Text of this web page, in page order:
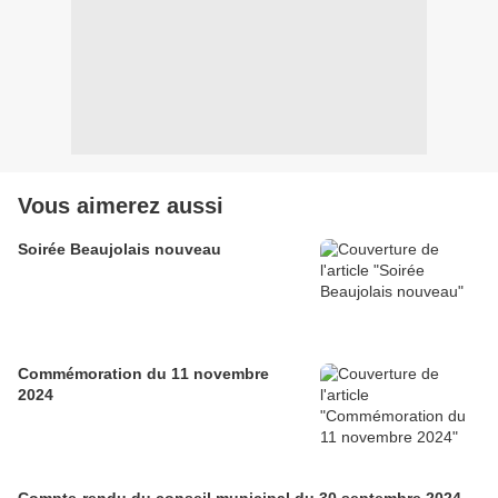
Vous aimerez aussi
Soirée Beaujolais nouveau
Commémoration du 11 novembre
2024